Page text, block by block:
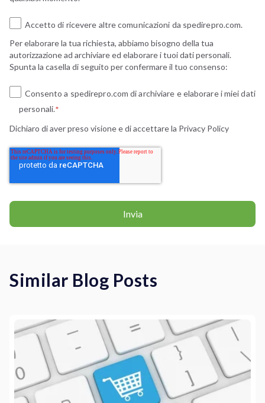
Accetto di ricevere altre comunicazioni da spedirepro.com.
Per elaborare la tua richiesta, abbiamo bisogno della tua
autorizzazione ad archiviare ed elaborare i tuoi dati personali.
Spunta la casella di seguito per confermare il tuo consenso:
Consento a spedirepro.com di archiviare e elaborare i miei dati
personali.*
Dichiaro di aver preso visione e di accettare la Privacy Policy
Similar Blog Posts